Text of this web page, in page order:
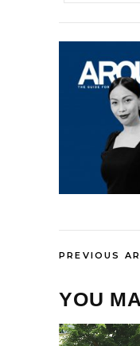
PREVIOUS
YOU